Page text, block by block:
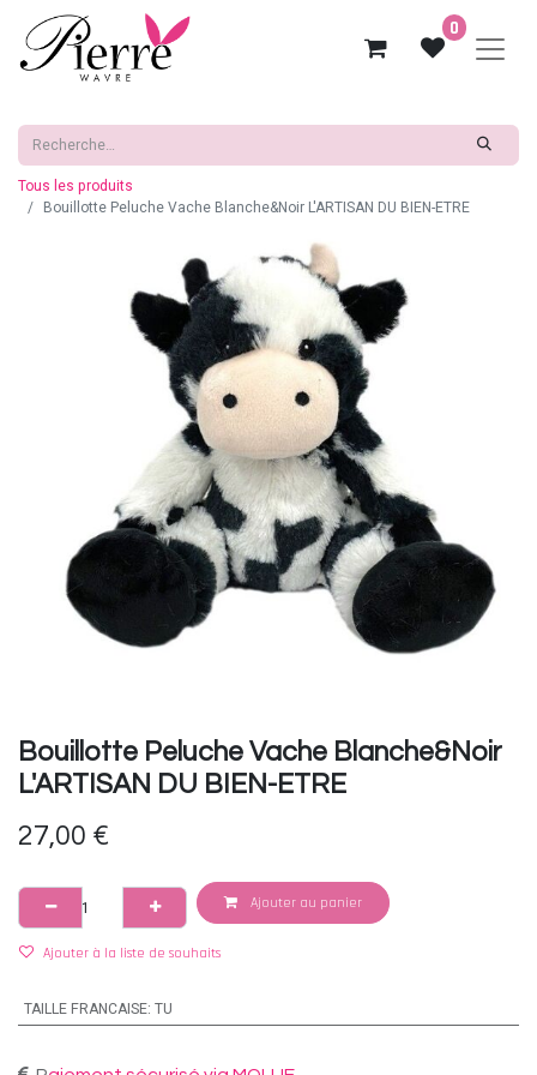
0
Tous les produits
Bouillotte Peluche Vache Blanche&Noir L'ARTISAN DU BIEN-ETRE
Bouillotte Peluche Vache Blanche&Noir
L'ARTISAN DU BIEN-ETRE
27,00 €
Ajouter au panier
Ajouter à la liste de souhaits
TAILLE FRANCAISE: TU